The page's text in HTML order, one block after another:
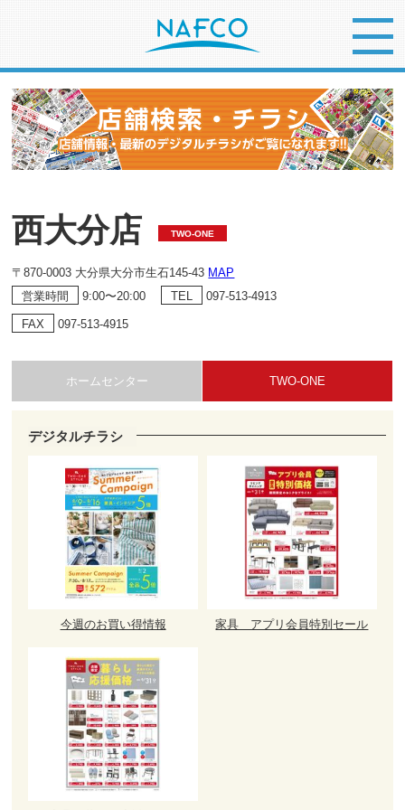
西大分店 TWO-ONE
〒870-0003 大分県大分市生石145-43 MAP
営業時間
9:00〜20:00 TEL 097-513-4913
FAX 097-513-4915
ホームセンター TWO-ONE
デジタルチラシ
今週のお買い得情報 家具 アプリ会員特別セール